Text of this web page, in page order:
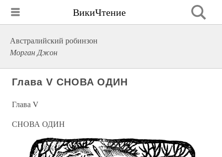
ВикиЧтение
Австралийский робинзон
Морган Джон
Глава V СНОВА ОДИН
Глава V
СНОВА ОДИН